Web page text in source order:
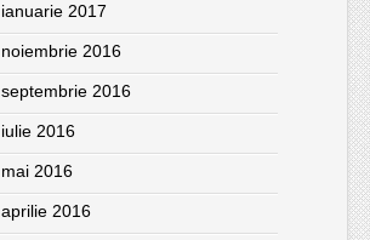
ianuarie 2017
noiembrie 2016
septembrie 2016
iulie 2016
mai 2016
aprilie 2016